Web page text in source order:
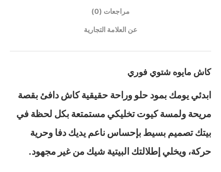
مراجعات (0)
عن العلامة التجارية
كاش مايوه شتوي فوري
ابدئي يومك بمود حلو وراحة حقيقية كاش دافئ بقصة
مريحة ولمسة كيوت تخليكي مستمتعة بكل لحظة في
بيتك تصميم بسيط بإحساس ناعم يديك دفا وحرية
حركة، ويخلي إطلالتك البيتية شيك من غير مجهود.